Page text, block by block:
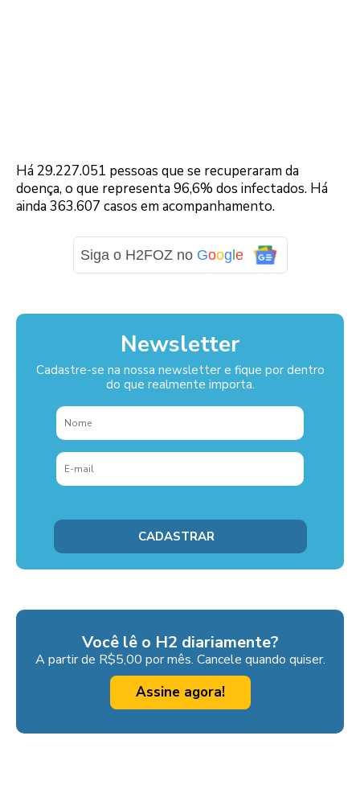
Há 29.227.051 pessoas que se recuperaram da
doença, o que representa 96,6% dos infectados. Há
ainda 363.607 casos em acompanhamento.
Siga o H2FOZ no Google
Newsletter
Cadastre-se na nossa newsletter e fique por dentro
do que realmente importa.
Você lê o H2 diariamente?
A partir de R$5,00 por mês. Cancele quando quiser.
Assine agora!